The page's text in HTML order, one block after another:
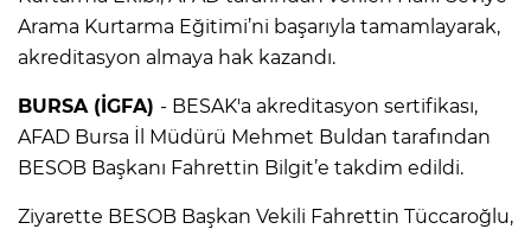
Arama Kurtarma Eğitimi’ni başarıyla tamamlayarak,
akreditasyon almaya hak kazandı.
BURSA (İGFA) - BESAK'a akreditasyon sertifikası,
AFAD Bursa İl Müdürü Mehmet Buldan tarafından
BESOB Başkanı Fahrettin Bilgit’e takdim edildi.
Ziyarette BESOB Başkan Vekili Fahrettin Tüccaroğlu,